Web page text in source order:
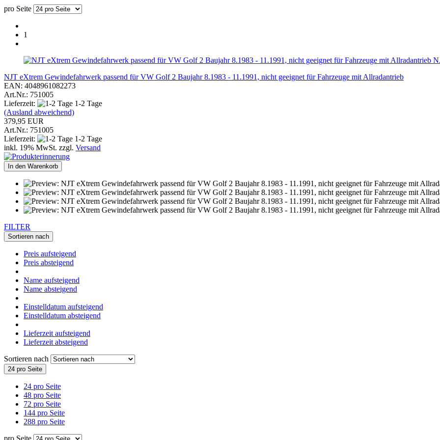
pro Seite
1
NJT eXtrem Gewindefahrwerk passend für VW Golf 2 Baujahr 8.1983 - 11.1991, nicht geeignet für Fahrzeuge mit Allradantrieb
EAN: 4048961082273
Art.Nr.: 751005
Lieferzeit:
1-2 Tage
(Ausland abweichend)
379,95 EUR
Art.Nr.: 751005
Lieferzeit:
1-2 Tage
inkl. 19% MwSt. zzgl. Versand
In den Warenkorb
FILTER
Sortieren nach
Preis aufsteigend
Preis absteigend
Name aufsteigend
Name absteigend
Einstelldatum aufsteigend
Einstelldatum absteigend
Lieferzeit aufsteigend
Lieferzeit absteigend
Sortieren nach
24 pro Seite
24 pro Seite
48 pro Seite
72 pro Seite
144 pro Seite
288 pro Seite